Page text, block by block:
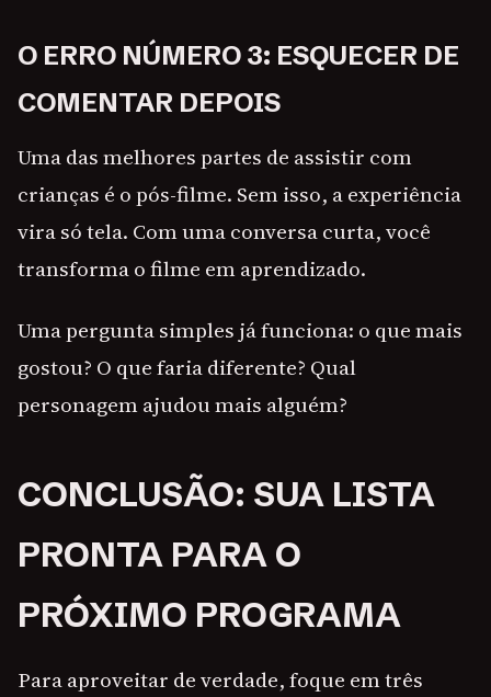
O ERRO NÚMERO 3: ESQUECER DE
COMENTAR DEPOIS
Uma das melhores partes de assistir com
crianças é o pós-filme. Sem isso, a experiência
vira só tela. Com uma conversa curta, você
transforma o filme em aprendizado.
Uma pergunta simples já funciona: o que mais
gostou? O que faria diferente? Qual
personagem ajudou mais alguém?
CONCLUSÃO: SUA LISTA
PRONTA PARA O
PRÓXIMO PROGRAMA
Para aproveitar de verdade, foque em três